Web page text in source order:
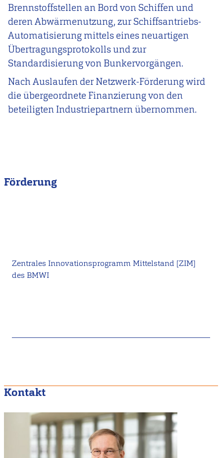
Brennstoffstellen an Bord von Schiffen und
deren Abwärmenutzung, zurSchiffsantriebs-
Automatisierung mittels eines neuartigen
Übertragungsprotokollsund zur
Standardisierung von Bunkervorgängen.
Nach Auslaufen der Netzwerk-Förderung wird
die übergeordnete Finanzierung von den
beteiligten Industriepartnern übernommen.
Förderung
Zentrales Innovationsprogramm Mittelstand [ZIM]
des BMWI
Kontakt